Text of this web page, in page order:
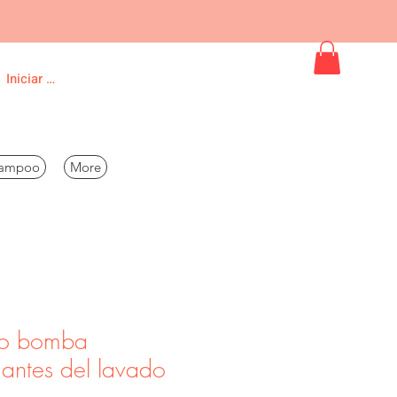
Iniciar sesión
More
bomba
del lavado